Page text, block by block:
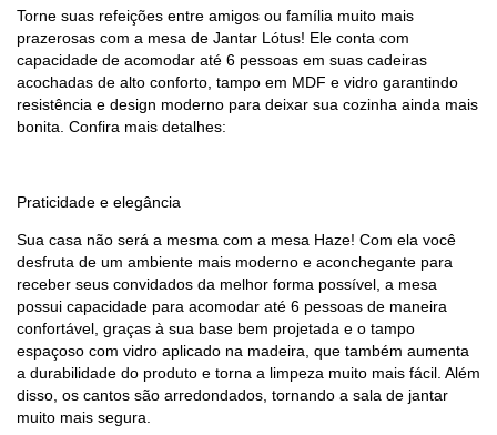
Torne suas refeições entre amigos ou família muito mais
prazerosas com a mesa de Jantar Lótus! Ele conta com
capacidade de acomodar até 6 pessoas em suas cadeiras
acochadas de alto conforto, tampo em MDF e vidro garantindo
resistência e design moderno para deixar sua cozinha ainda mais
bonita. Confira mais detalhes:
Praticidade e elegância
Sua casa não será a mesma com a mesa Haze! Com ela você
desfruta de um ambiente mais moderno e aconchegante para
receber seus convidados da melhor forma possível, a mesa
possui capacidade para acomodar até 6 pessoas de maneira
confortável, graças à sua base bem projetada e o tampo
espaçoso com vidro aplicado na madeira, que também aumenta
a durabilidade do produto e torna a limpeza muito mais fácil. Além
disso, os cantos são arredondados, tornando a sala de jantar
muito mais segura.